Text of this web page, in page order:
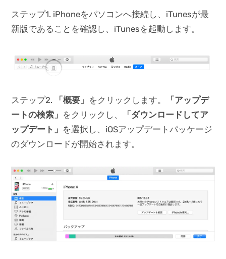
ステップ1. iPhoneをパソコンへ接続し、iTunesが最
新版であることを確認し、iTunesを起動します。
ステップ2. 「概要」 をクリックします。
「アップデ
ートの検索」 をクリックし、
「ダウンロードしてア
ップデート」 を選択し、iOSアップデートパッケージ
のダウンロードが開始されます。